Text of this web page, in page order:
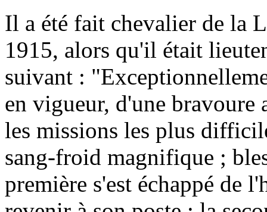
Il a été fait chevalier de la
1915, alors qu'il était
suivant :
en vigueur, d'une bravoure
les missions les plus
sang-froid magnifique ;
première s'est échappé de